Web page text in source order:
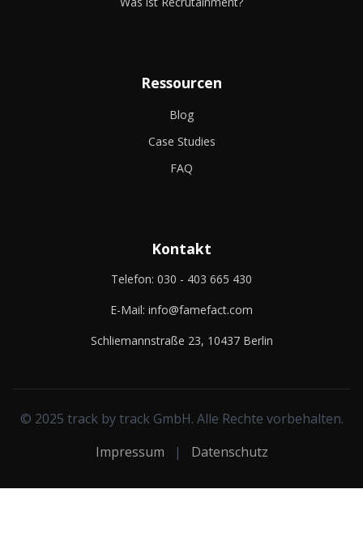
Ressourcen
Blog
Case Studies
FAQ
Kontakt
Telefon: 030 - 403 665 430
E-Mail: info@famefact.com
Schliemannstraße 23, 10437 Berlin
© 2025 track by track GmbH. Alle Rechte vorbehalten.
Impressum
| Datenschutz